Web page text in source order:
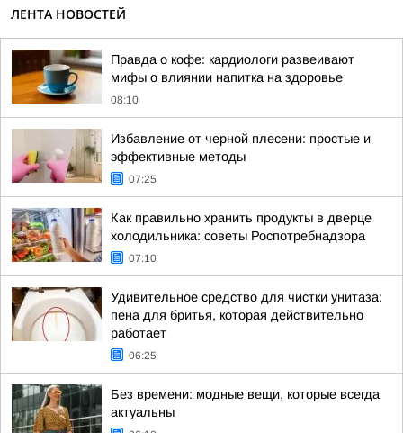
ЛЕНТА НОВОСТЕЙ
Правда о кофе: кардиологи развеивают
мифы о влиянии напитка на здоровье
08:10
Избавление от черной плесени: простые и
эффективные методы
07:25
Как правильно хранить продукты в дверце
холодильника: советы Роспотребнадзора
07:10
Удивительное средство для чистки унитаза:
пена для бритья, которая действительно
работает
06:25
Без времени: модные вещи, которые всегда
актуальны